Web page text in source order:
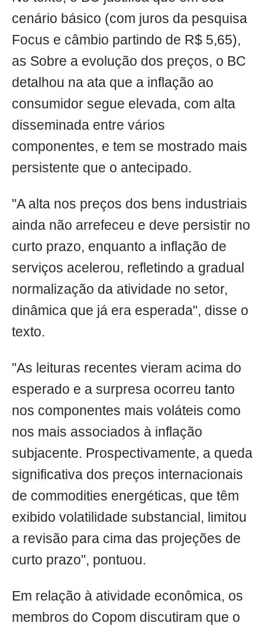
cenário básico (com juros da pesquisa
Focus e câmbio partindo de R$ 5,65),
as Sobre a evolução dos preços, o BC
detalhou na ata que a inflação ao
consumidor segue elevada, com alta
disseminada entre vários
componentes, e tem se mostrado mais
persistente que o antecipado.
"A alta nos preços dos bens industriais
ainda não arrefeceu e deve persistir no
curto prazo, enquanto a inflação de
serviços acelerou, refletindo a gradual
normalização da atividade no setor,
dinâmica que já era esperada", disse o
texto.
"As leituras recentes vieram acima do
esperado e a surpresa ocorreu tanto
nos componentes mais voláteis como
nos mais associados à inflação
subjacente. Prospectivamente, a queda
significativa dos preços internacionais
de commodities energéticas, que têm
exibido volatilidade substancial, limitou
a revisão para cima das projeções de
curto prazo", pontuou.
Em relação à atividade econômica, os
membros do Copom discutiram que o